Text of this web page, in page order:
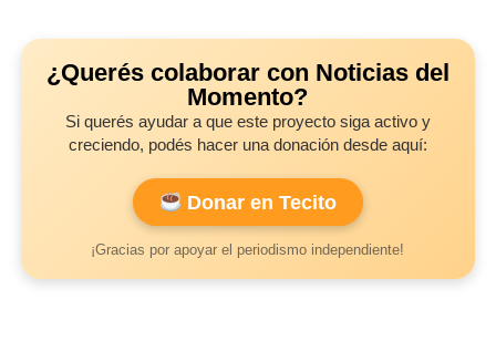
¿Querés colaborar con Noticias del
Momento?
Si querés ayudar a que este proyecto siga activo y
creciendo, podés hacer una donación desde aquí:
Donar en Tecito
¡Gracias por apoyar el periodismo independiente!